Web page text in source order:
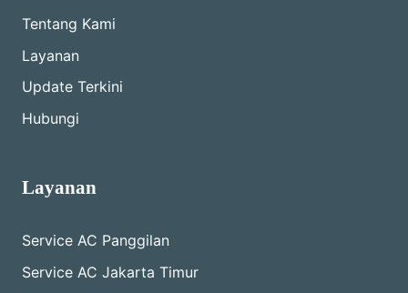
Tentang Kami
Layanan
Update Terkini
Hubungi
Layanan
Service AC Panggilan
Service AC Jakarta Timur